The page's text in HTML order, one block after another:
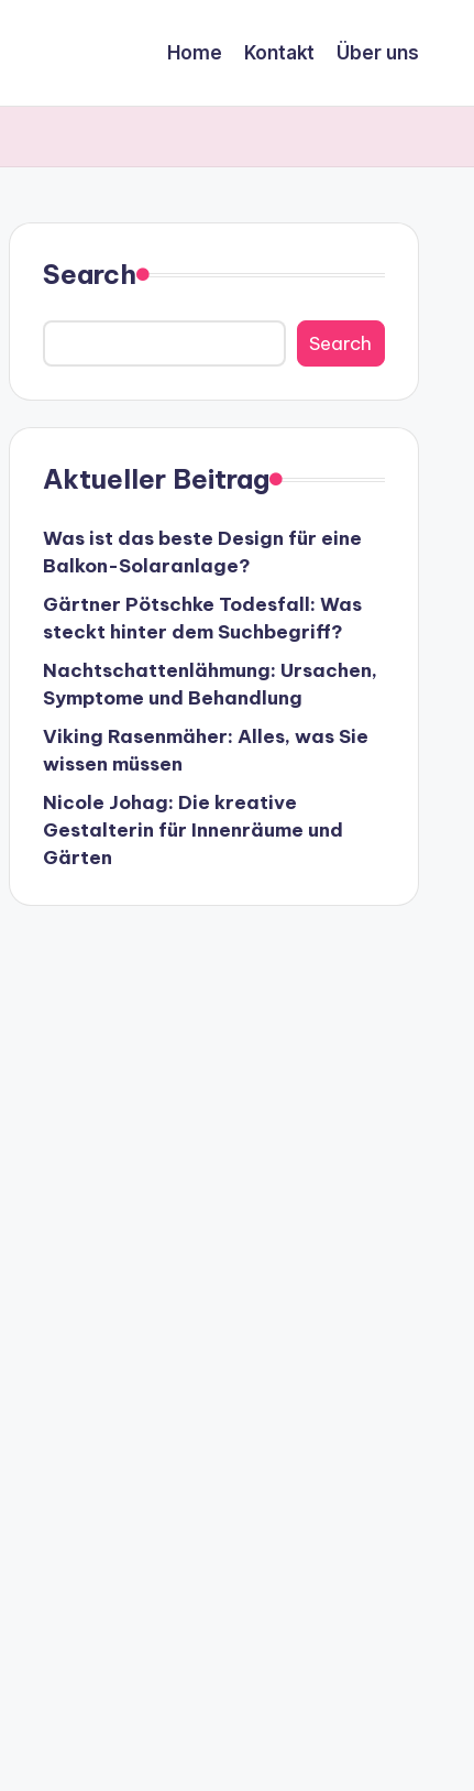
Home Kontakt Über uns
Search
Search
Aktueller Beitrag
Was ist das beste Design für eine
Balkon-Solaranlage?
Gärtner Pötschke Todesfall: Was
steckt hinter dem Suchbegriff?
Nachtschattenlähmung: Ursachen,
Symptome und Behandlung
Viking Rasenmäher: Alles, was Sie
wissen müssen
Nicole Johag: Die kreative
Gestalterin für Innenräume und
Gärten